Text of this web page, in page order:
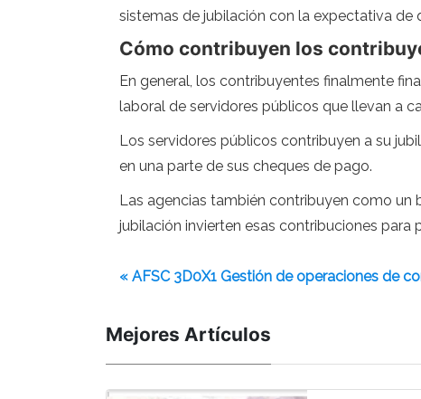
sistemas de jubilación con la expectativa de
Cómo contribuyen los
En general, los contribuyentes finalmente
laboral de servidores públicos que llevan a
Los servidores públicos contribuyen a su
en una parte de sus cheques de pago.
Las agencias también contribuyen como
jubilación invierten esas contribuciones para
« AFSC 3D0X1 Gestión de operaciones de
Mejores Artículos